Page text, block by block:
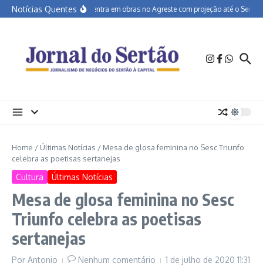
Ir para o conteúdo
Notícias QuentesBR-232 entra em obras no Agreste com projeção até o Sertão
Home / Últimas Notícias / Mesa de glosa feminina no Sesc Triunfo
celebra as poetisas sertanejas
Cultura Últimas Notícias
Mesa de glosa feminina no Sesc
Triunfo celebra as poetisas
sertanejas
Por Antonio Nenhum comentário 1 de julho de 2020 11:31